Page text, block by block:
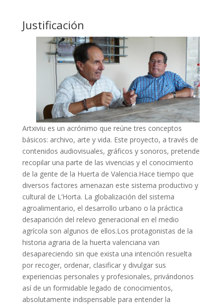
Justificación
Artxiviu es un acrónimo que reúne tres conceptos
básicos: archivo, arte y vida. Este proyecto, a través de
contenidos audiovisuales, gráficos y sonoros, pretende
recopilar una parte de las vivencias y el conocimiento
de la gente de la Huerta de Valencia.Hace tiempo que
diversos factores amenazan este sistema productivo y
cultural de L’Horta. La globalización del sistema
agroalimentario, el desarrollo urbano o la práctica
desaparición del relevo generacional en el medio
agrícola son algunos de ellos.Los protagonistas de la
historia agraria de la huerta valenciana van
desapareciendo sin que exista una intención resuelta
por recoger, ordenar, clasificar y divulgar sus
experiencias personales y profesionales, privándonos
así de un formidable legado de conocimientos,
absolutamente indispensable para entender la